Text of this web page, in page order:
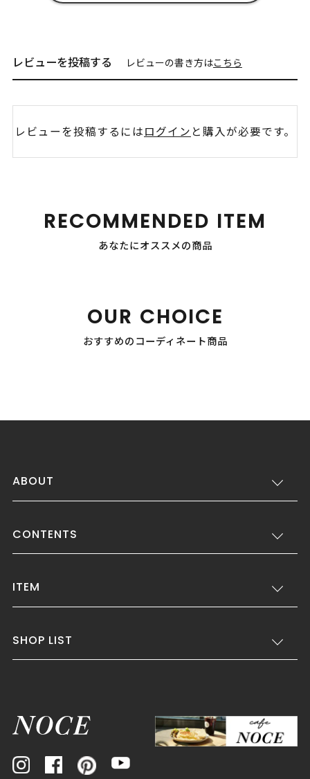
レビューを投稿する レビューの書き方はこちら
レビューを投稿するにはログイン と購入が必要です。
RECOMMENDED ITEM
あなたにオススメの商品
OUR CHOICE
おすすめのコーディネート商品
ABOUT
CONTENTS
ITEM
SHOP LIST